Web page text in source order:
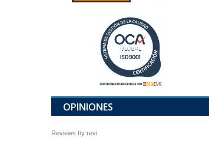
OPINIONES
Reviews by revi